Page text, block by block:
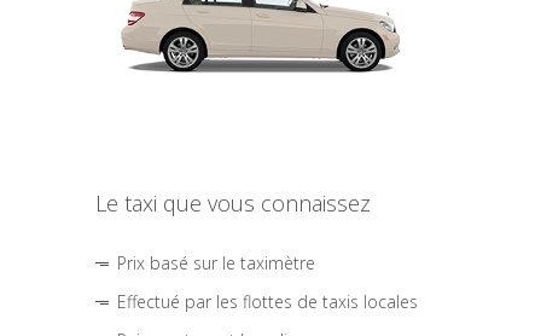
Le taxi que vous connaissez
Prix basé sur le taximètre
Effectué par les flottes de taxis locales